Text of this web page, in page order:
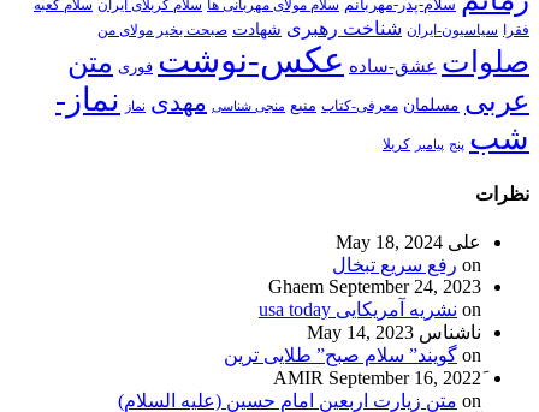
سلام-پدر-مهربانم سلام مولای مهربانی ها سلام کربلای ایران سلام کعبه
فقرا سیاسیون-ایران شناخت رهبری شهادت صبحت بخیر مولای من
صلوات عشق-ساده عکس-نوشت فوری متن
عربی مسلمان معرفی-کتاب منبع منجی شناسی مهدی نماز
نماز-
شب پنج پیامبر کربلا
نظرات
علی May 18, 2024
on رفع سریع تبخال
Ghaem September 24, 2023
on نشریه آمریکایی usa today
ناشناس May 14, 2023
on گویند” سلام صبح” طلایی ترین
September 16, 2022
on متن زیارت اربعین امام حسین (علیه السلام)